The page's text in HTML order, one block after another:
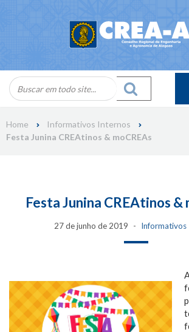
Home
Informativos Internos
Festa Junina CREAtinos & moCREAs
Festa Junina CREAtinos &
27 de junho de 2019 Informativos